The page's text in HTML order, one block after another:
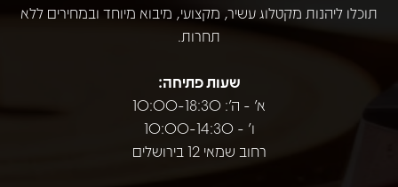
תוכלו ליהנות מקטלוג עשיר, מקצועי, מיבוא מיוחד ובמחירים ללא
תחרות.
שעות פתיחה:
א' - ה': 10:00-18:30
ו' - 10:00-14:30
רחוב שמאי 12 בירושלים